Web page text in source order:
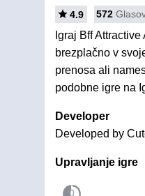
4.9 572
Igraj Bff
brezplačno v
prenosa ali
podobne igre na
Developer
Developed by
Upravljanje igre